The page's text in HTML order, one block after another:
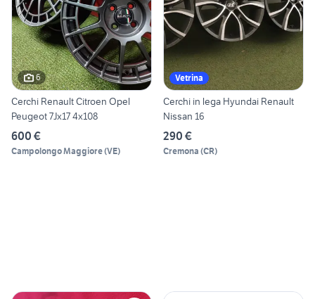
6
Cerchi Renault Citroen Opel
Peugeot 7Jx17 4x108
600 €
Campolongo Maggiore(VE)
Vetrina
Cerchi in lega Hyundai Renault
Nissan 16
290 €
Cremona (CR)